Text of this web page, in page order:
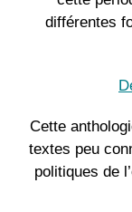
différentes
Cette
textes peu
politiques de